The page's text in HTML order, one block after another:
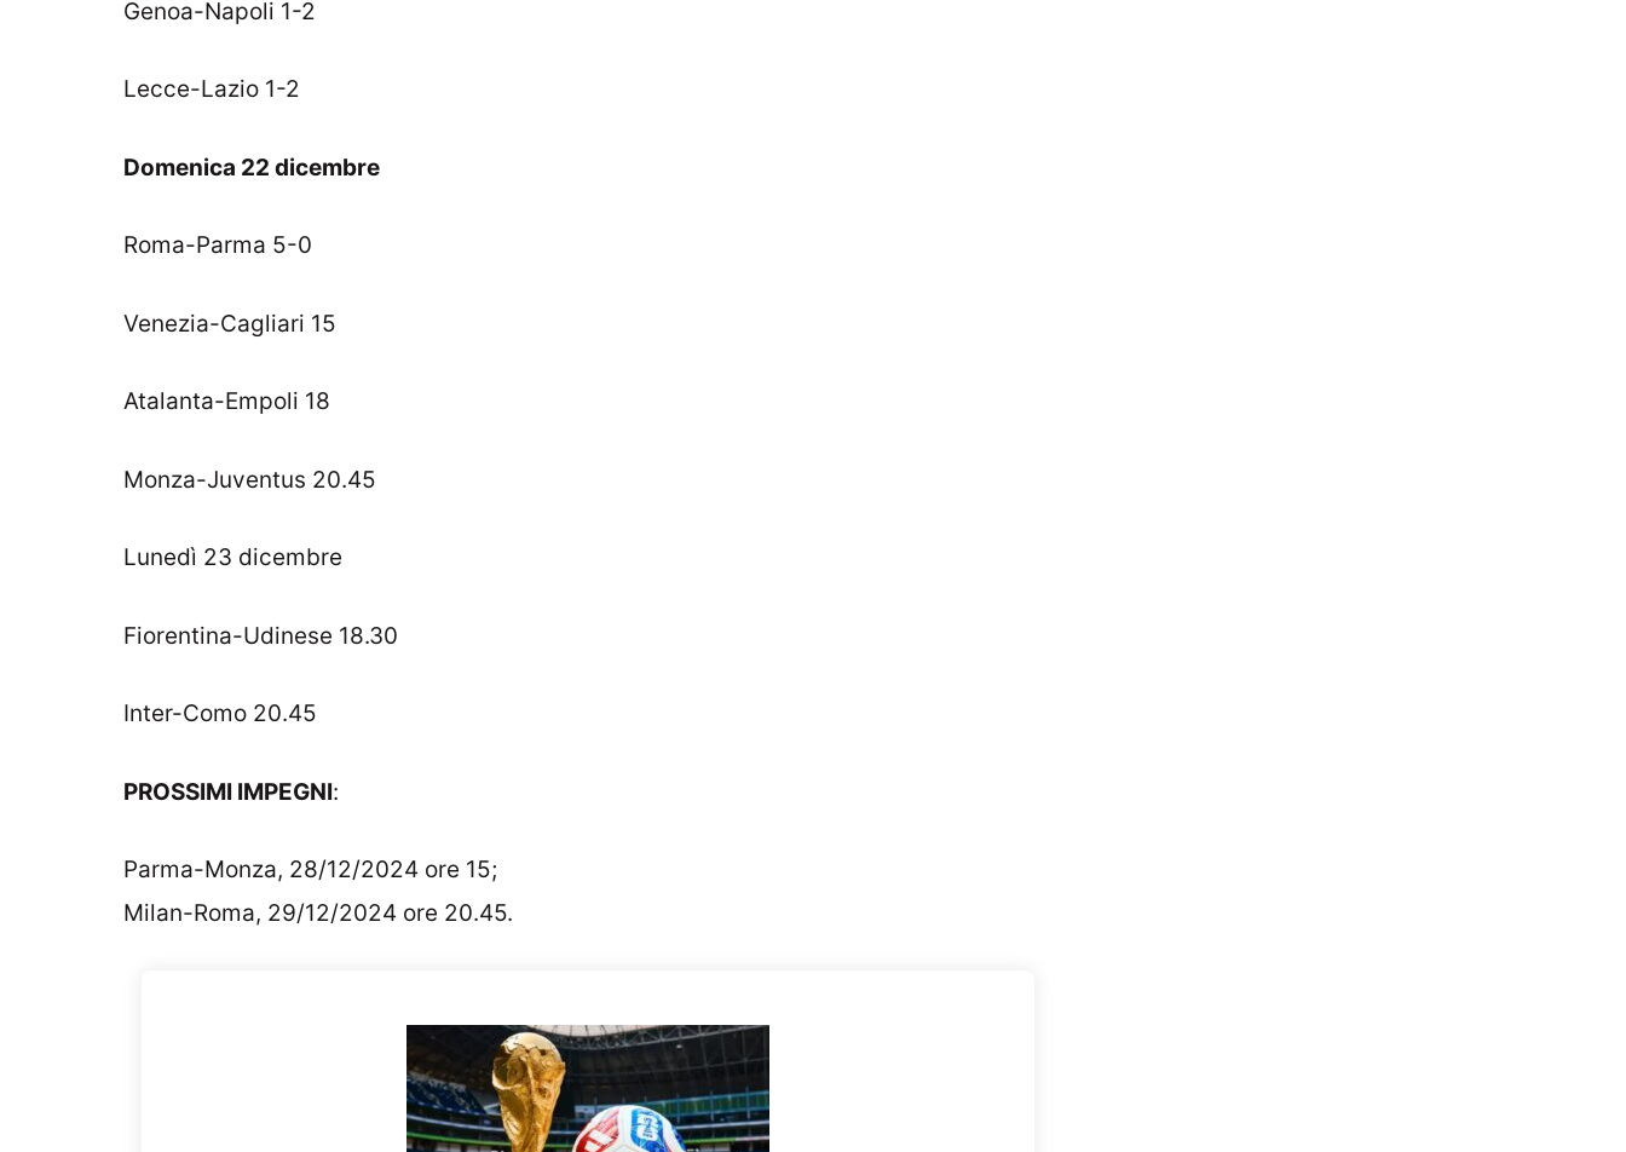
Genoa-Napoli 1-2
Lecce-Lazio 1-2
Domenica 22 dicembre
Roma-Parma 5-0
Venezia-Cagliari 15
Atalanta-Empoli 18
Monza-Juventus 20.45
Lunedì 23 dicembre
Fiorentina-Udinese 18.30
Inter-Como 20.45
PROSSIMI IMPEGNI:
Parma-Monza, 28/12/2024 ore 15;
Milan-Roma, 29/12/2024 ore 20.45.